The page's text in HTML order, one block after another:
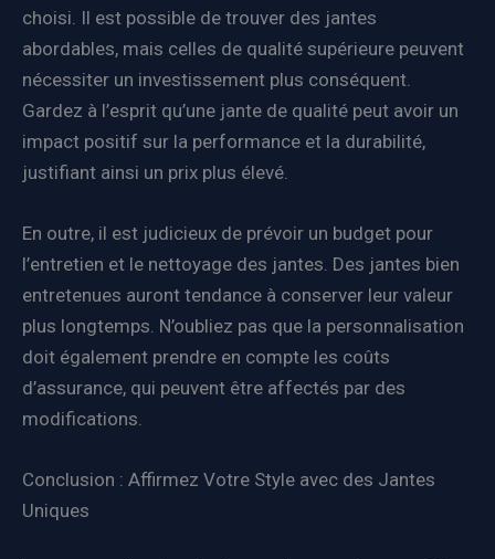
choisi. Il est possible de trouver des jantes
abordables, mais celles de qualité supérieure peuvent
nécessiter un investissement plus conséquent.
Gardez à l’esprit qu’une jante de qualité peut avoir un
impact positif sur la performance et la durabilité,
justifiant ainsi un prix plus élevé.
En outre, il est judicieux de prévoir un budget pour
l’entretien et le nettoyage des jantes. Des jantes bien
entretenues auront tendance à conserver leur valeur
plus longtemps. N’oubliez pas que la personnalisation
doit également prendre en compte les coûts
d’assurance, qui peuvent être affectés par des
modifications.
Conclusion : Affirmez Votre Style avec des Jantes
Uniques